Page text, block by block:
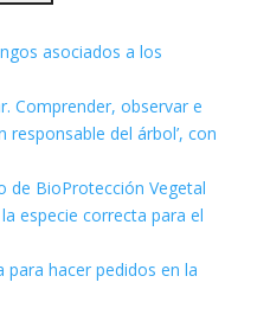
asociados a los
Comprender, observar e
del árbol’, con
de BioProtección Vegetal
especie correcta para el
para hacer pedidos en la